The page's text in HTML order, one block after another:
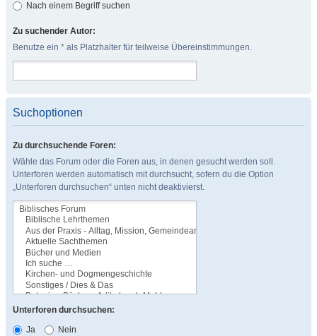
Nach einem Begriff suchen
Zu suchender Autor:
Benutze ein * als Platzhalter für teilweise Übereinstimmungen.
Suchoptionen
Zu durchsuchende Foren:
Wähle das Forum oder die Foren aus, in denen gesucht werden soll.
Unterforen werden automatisch mit durchsucht, sofern du die Option
„Unterforen durchsuchen“ unten nicht deaktivierst.
Unterforen durchsuchen:
Ja
Nein